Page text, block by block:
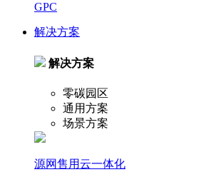
GPC
解决方案
解决方案
零碳园区
通用方案
场景方案
源网售用云一体化